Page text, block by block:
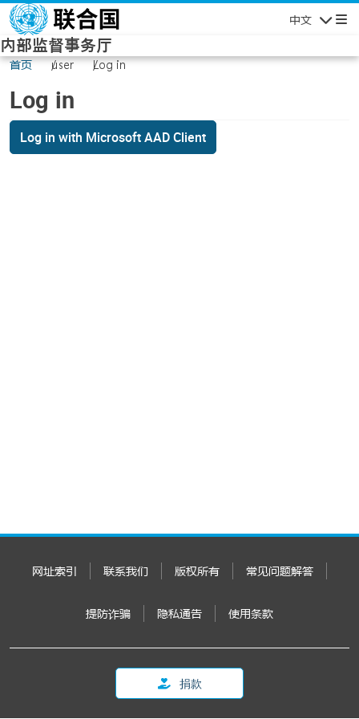
Skip to main content
中文
内部监督事务厅
首页 user Log in
Log in
Log in with Microsoft AAD Client
网址索引 联系我们 版权所有 常见问题解答
提防诈骗 隐私通告 使用条款
捐款